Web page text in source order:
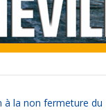
à la non fermeture du